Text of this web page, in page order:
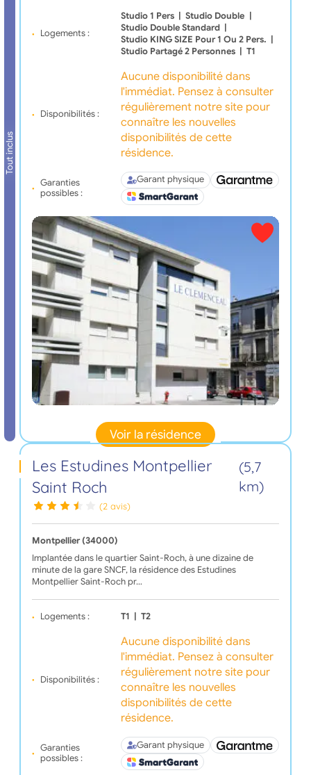
Tout inclus
Logements :
Studio 1 Pers Studio Double
Studio Double Standard
Studio KING SIZE Pour 1 Ou 2 Pers.
Studio Partagé 2 Personnes
T1
Disponibilités :
Aucune disponibilité dans
l'immédiat. Pensez à consulter
régulièrement notre site pour
connaître les nouvelles
disponibilités de cette
résidence.
Garanties
possibles :
Garant physique
Voir la résidence
Les Estudines Montpellier
Saint Roch
(5,7
km)
(2 avis)
Montpellier (34000)
Implantée dans le quartier Saint-Roch, à une dizaine de
minute de la gare SNCF, la résidence des Estudines
Montpellier Saint-Roch pr…
Logements : T1 T2
Disponibilités :
Aucune disponibilité dans
l'immédiat. Pensez à consulter
régulièrement notre site pour
connaître les nouvelles
disponibilités de cette
résidence.
Garanties
possibles :
Garant physique